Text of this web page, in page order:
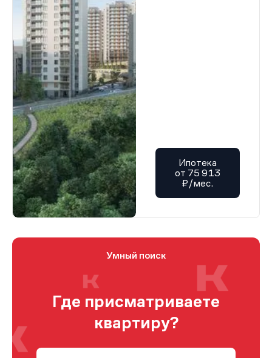
Ипотека
от 75 913
₽/мес.
Умный поиск
Где присматриваете
квартиру?